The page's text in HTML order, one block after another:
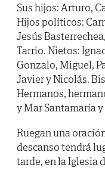
Sus hijos: Arturo,
Hijos políticos:
Jesús
Tarrio. Nietos:
Gonzalo, Miguel,
Javier y Nicolás.
Hermanos,
y Mar Santamaría
Ruegan una
descanso tendrá
tarde, en la Iglesia